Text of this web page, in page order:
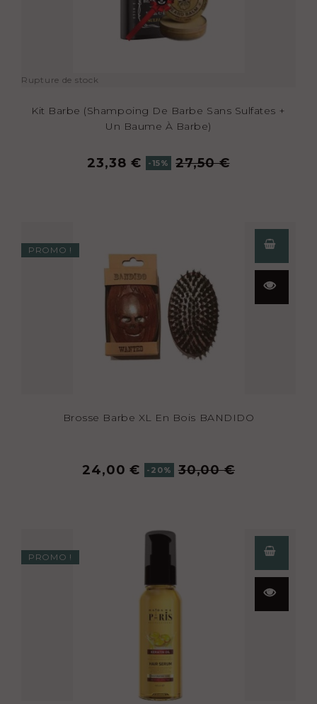
Rupture de stock
Kit Barbe (shampoing De Barbe Sans Sulfates +
Un Baume À Barbe)
23,38 € -15% 27,50 €
PROMO !
Brosse Barbe XL En Bois BANDIDO
24,00 € -20% 30,00 €
PROMO !